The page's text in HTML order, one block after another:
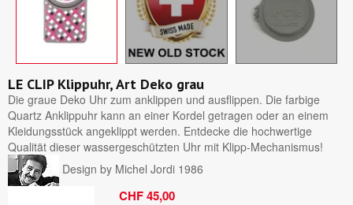
LE CLIP Klippuhr, Art Deko grau
Die graue Deko Uhr zum anklippen und ausflippen. Die farbige
Quartz Anklippuhr kann an einer Kordel getragen oder an einem
Kleidungsstück angeklippt werden. Entdecke die hochwertige
Qualität dieser wassergeschützten Uhr mit Klipp-Mechanismus!
Design by Michel Jordi 1986
CHF 45,00